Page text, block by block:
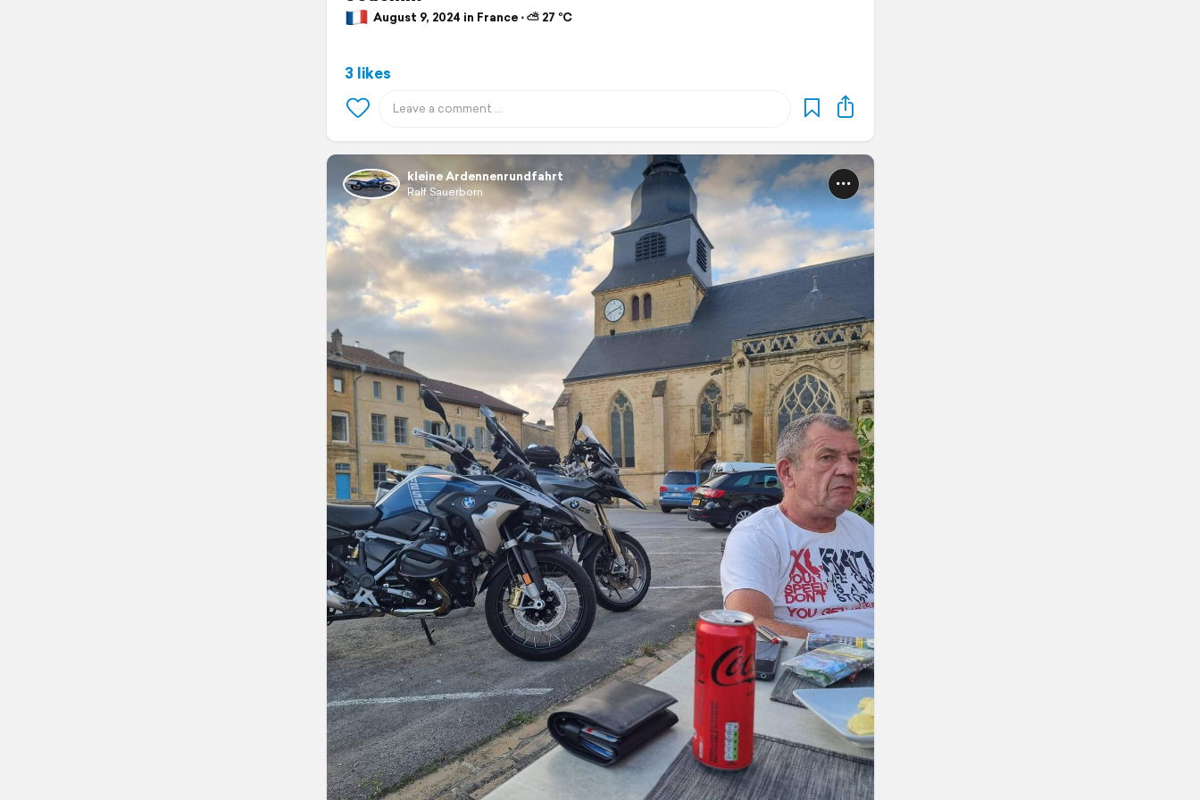
August 9, 2024 in France ⋅ ⛅ 27 °C
3 likes
kleine Ardennenrundfahrt
Ralf Sauerborn